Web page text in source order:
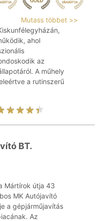
Mutass többet >>
ahol
az
A műhely
a rutinszerű
BT.
Mártírok útja 43
MK Autójavító
a gépjárműjavítás
Az